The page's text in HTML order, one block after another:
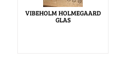
VIBEHOLM HOLMEGAARD
GLAS